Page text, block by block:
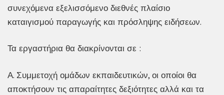
συνεχόμενα εξελισσόμενο διεθνές πλαίσιο
καταιγισμού παραγωγής και πρόσληψης ειδήσεων.
Τα εργαστήρια θα διακρίνονται σε :
Α. Συμμετοχή ομάδων εκπαιδευτικών, οι οποίοι θα
αποκτήσουν τις απαραίτητες δεξιότητες αλλά και τα